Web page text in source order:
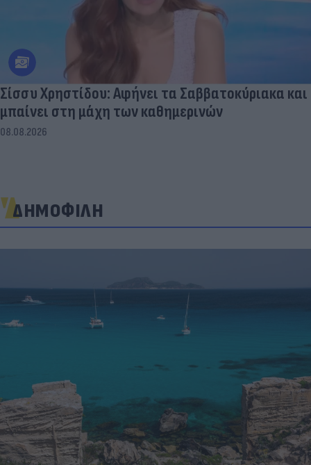
Σίσσυ Χρηστίδου: Αφήνει τα Σαββατοκύριακα και
μπαίνει στη μάχη των καθημερινών
08.08.2026
ΔΗΜΟΦΙΛΗ